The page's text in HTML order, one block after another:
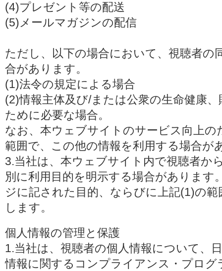
(4)プレゼント等の配送
(5)メールマガジンの配信
ただし、以下の場合において、視聴者の
合があります。
(1)法令の規定による場合
(2)情報主体及び/または公衆の生命健康
ために必要な場合。
なお、本ウェブサイトのサービス向上
範囲で、この他の情報を利用する場合が
3.当社は、本ウェブサイト内で視聴者か
別に利用目的を明示する場合があります
ジに記された目的、ならびに上記(1)の
します。
個人情報の管理と保護
1.当社は、視聴者の個人情報について、
情報に関するコンプライアンス・プロ